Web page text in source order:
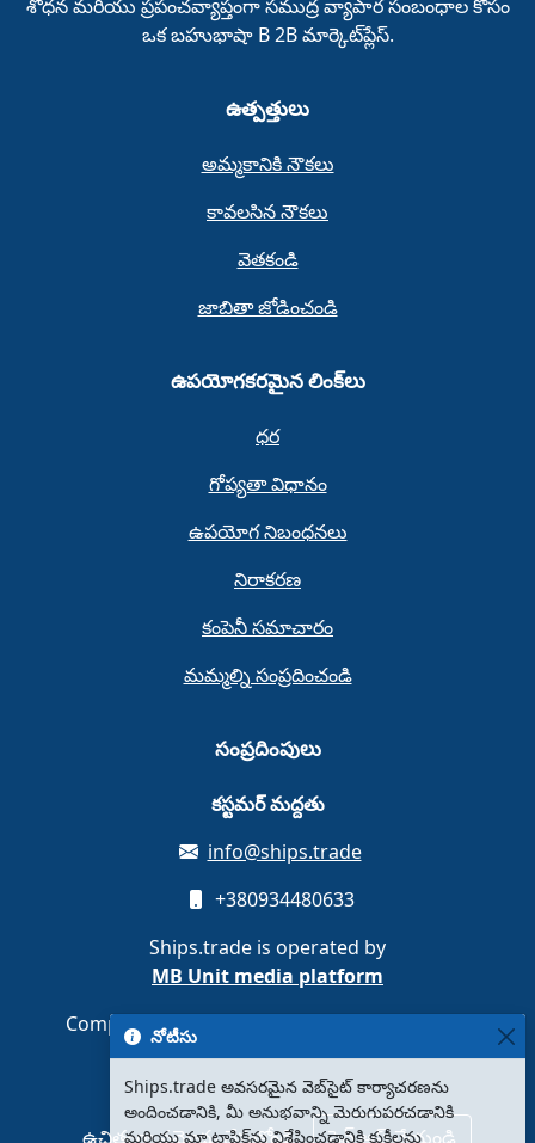
శోధన మరియు ప్రపంచవ్యాప్తంగా సముద్ర వ్యాపార సంబంధాల కోసం
ఒక బహుభాషా B 2B మార్కెట్‌ప్లేస్‌.
ఉత్పత్తులు
అమ్మకానికి నౌకలు
కావలసిన నౌకలు
వెతకండి
జాబితా జోడించండి
ఉపయోగకరమైన లింక్‌లు
ధర
గోప్యతా విధానం
ఉపయోగ నిబంధనలు
నిరాకరణ
కంపెనీ సమాచారం
మమ్మల్ని సంప్రదించండి
సంప్రదింపులు
కస్టమర్ మద్దతు
info@ships.trade
+380934480633
Ships.trade is operated by
MB Unit media platform
Company code 308087889 · Vilnius, Lithuania
ఉచితంగా నమోదు చేసుకోండి సైన్ అప్ చేయండి
నోటీసు
Ships.trade అవసరమైన వెబ్‌సైట్ కార్యాచరణను
అందించడానికి, మీ అనుభవాన్ని మెరుగుపరచడానికి
మరియు మా ట్రాఫిక్‌ను విశ్లేషించడానికి కుకీలను